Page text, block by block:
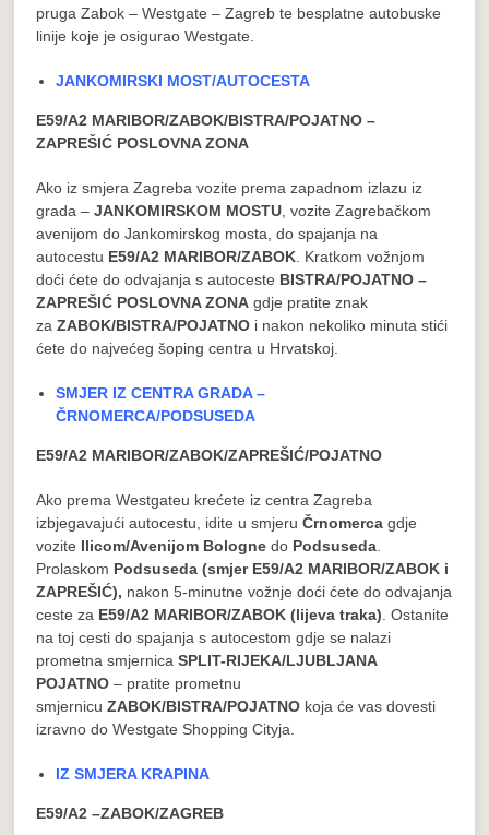
pruga Zabok – Westgate – Zagreb te besplatne autobuske
linije koje je osigurao Westgate.
JANKOMIRSKI MOST/AUTOCESTA
E59/A2 MARIBOR/ZABOK/BISTRA/POJATNO –
ZAPREŠIĆ POSLOVNA ZONA
Ako iz smjera Zagreba vozite prema zapadnom izlazu iz
grada –JANKOMIRSKOM MOSTU , vozite Zagrebačkom
avenijom do Jankomirskog mosta, do spajanja na
autocestu E59/A2 MARIBOR/ZABOK . Kratkom vožnjom
doći ćete do odvajanja s autoceste BISTRA/POJATNO –
ZAPREŠIĆ POSLOVNA ZONA gdje pratite znak
zaZABOK/BISTRA/POJATNO i nakon nekoliko minuta stići
ćete do najvećeg šoping centra u Hrvatskoj.
SMJER IZ CENTRA GRADA –
ČRNOMERCA/PODSUSEDA
E59/A2 MARIBOR/ZABOK/ZAPREŠIĆ/POJATNO
Ako prema Westgateu krećete iz centra Zagreba
izbjegavajući autocestu, idite u smjeruČrnomerca gdje
vozite Ilicom/Avenijom Bologne do Podsuseda
Prolaskom Podsuseda (smjer E59/A2 MARIBOR/ZABOK i
ZAPREŠIĆ), nakon 5-minutne vožnje doći ćete do odvajanja
ceste za E59/A2 MARIBOR/ZABOK (lijeva traka) . Ostanite
na toj cesti do spajanja s autocestom gdje se nalazi
prometna smjernicaSPLIT-RIJEKA/LJUBLJANA
POJATNO – pratite prometnu
smjernicuZABOK/BISTRA/POJATNO koja će vas dovesti
izravno do Westgate Shopping Cityja.
IZ SMJERA KRAPINA
E59/A2 –ZABOK/ZAGREB